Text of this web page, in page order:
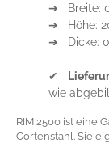
➔ Breite:
➔ Höhe:
➔ Dicke:
✔
wie
RIM 2500 ist eine
Cortenstahl. Sie